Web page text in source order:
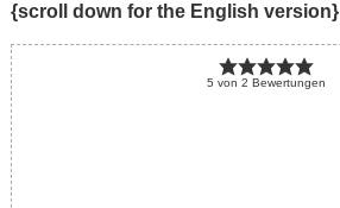
{scroll down for the English version}
5 von 2 Bewertungen